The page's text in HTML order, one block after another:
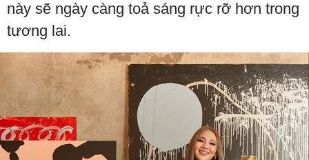
này sẽ ngày càng toả sáng rực rỡ hơn trong
tương lai.